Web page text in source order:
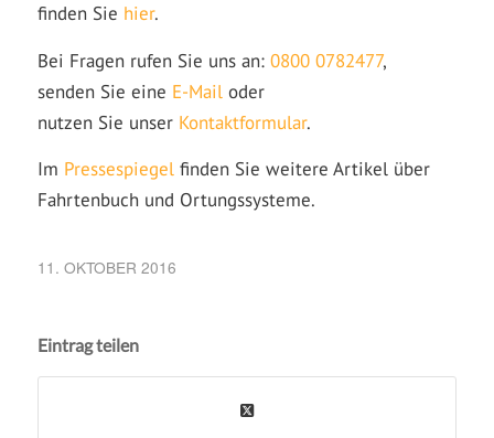
finden Sie hier.
Bei Fragen rufen Sie uns an: 0800 0782477,
senden Sie eine E-Mailoder
nutzen Sie unser Kontaktformular.
Im Pressespiegelfinden Sie weitere Artikel über
Fahrtenbuch und Ortungssysteme.
11. OKTOBER 2016
Eintrag teilen